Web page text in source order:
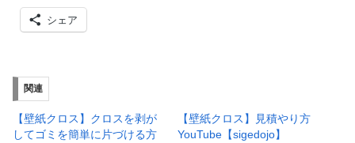
シェア
関連
【壁紙クロス】クロスを剥が
してゴミを簡単に片づける方
【壁紙クロス】見積やり方
YouTube【sigedojo】